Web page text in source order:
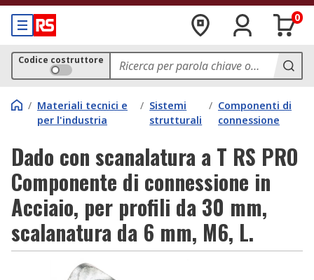
0
Codice costruttore
/ Materiali tecnici e
per l'industria
/ Sistemi
strutturali
/ Componenti di
connessione
Dado con scanalatura a T RS PRO
Componente di connessione in
Acciaio, per profili da 30 mm,
scalanatura da 6 mm, M6, L.